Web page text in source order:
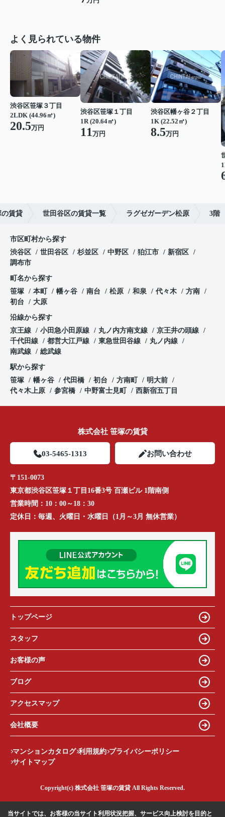
よく見られている物件
渋谷区笹塚３丁目
2LDK (44.96㎡)
20.5万円
渋谷区笹塚１丁目
1R (20.64㎡)
11万円
渋谷区幡ヶ谷２丁目
1K (22.52㎡)
8.5万円
賃貸 世田谷区の賃貸一覧 ラグゼガーデン松原 3階
市区町村から探す
渋谷区
世田谷区 杉並区 中野区 狛江市
新宿区
調布市
町名から探す
笹塚
本町 幡ヶ谷 南台 松原 和泉 代々木
方南
初台
大原
沿線から探す
京王線
小田急小田原線 丸ノ内方南支線
京王井の頭線
千代田線
都営大江戸線 東急世田谷線
丸ノ内線
南武線
総武線
駅から探す
笹塚
幡ヶ谷 代田橋 初台 方南町
明大前
代々木上原
参宮橋 中野富士見町 西新宿五丁目
株式会社 笹塚の賃貸
03-5465-1313 お問い合わせ
〒151-0073
東京都渋谷区笹塚１丁目16番3号 百瀬ビル 1階南側
営業時間： 10：00～18：30
定休日： 毎週、火曜日・水曜日（1月～3月 無休営業）
トップページ
スタッフ
お客様の声
ブログ
アクセスマップ
会社概要
マンションカタログ 利用規約 プライバシーポリシー
サイトマップ
Copyright(c) 株式会社 笹塚の賃貸 All Rights Reserved.
当サイトでは、お客様の当サイト利用状況把握、サービス向上検討を目的と